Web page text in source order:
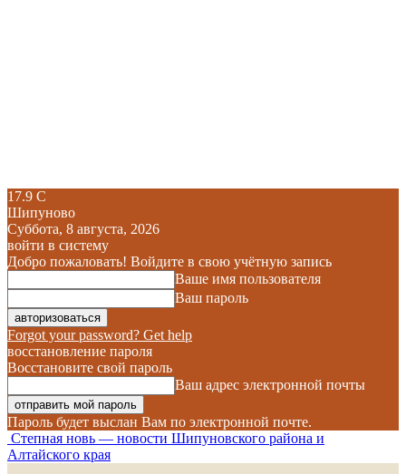
17.9 C
Шипуново
Суббота, 8 августа, 2026
войти в систему
Добро пожаловать! Войдите в свою учётную запись
Ваше имя пользователя
Ваш пароль
Forgot your password? Get help
восстановление пароля
Восстановите свой пароль
Ваш адрес электронной почты
Пароль будет выслан Вам по электронной почте.
Степная новь — новости Шипуновского района и
Алтайского края